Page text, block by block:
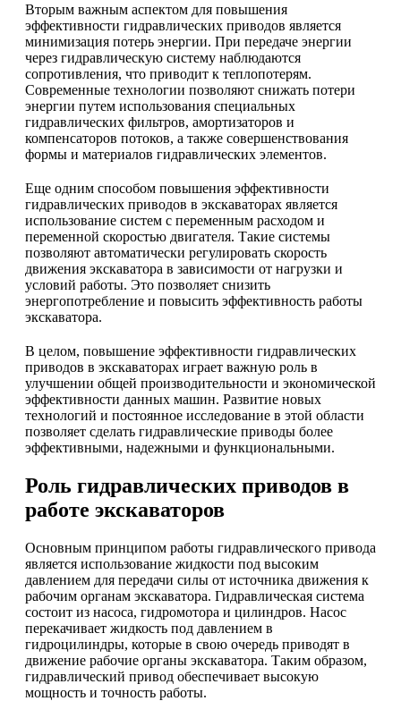
Вторым важным аспектом для повышения
эффективности гидравлических приводов является
минимизация потерь энергии. При передаче энергии
через гидравлическую систему наблюдаются
сопротивления, что приводит к теплопотерям.
Современные технологии позволяют снижать потери
энергии путем использования специальных
гидравлических фильтров, амортизаторов и
компенсаторов потоков, а также совершенствования
формы и материалов гидравлических элементов.
Еще одним способом повышения эффективности
гидравлических приводов в экскаваторах является
использование систем с переменным расходом и
переменной скоростью двигателя. Такие системы
позволяют автоматически регулировать скорость
движения экскаватора в зависимости от нагрузки и
условий работы. Это позволяет снизить
энергопотребление и повысить эффективность работы
экскаватора.
В целом, повышение эффективности гидравлических
приводов в экскаваторах играет важную роль в
улучшении общей производительности и экономической
эффективности данных машин. Развитие новых
технологий и постоянное исследование в этой области
позволяет сделать гидравлические приводы более
эффективными, надежными и функциональными.
Роль гидравлических приводов в
работе экскаваторов
Основным принципом работы гидравлического привода
является использование жидкости под высоким
давлением для передачи силы от источника движения к
рабочим органам экскаватора. Гидравлическая система
состоит из насоса, гидромотора и цилиндров. Насос
перекачивает жидкость под давлением в
гидроцилиндры, которые в свою очередь приводят в
движение рабочие органы экскаватора. Таким образом,
гидравлический привод обеспечивает высокую
мощность и точность работы.